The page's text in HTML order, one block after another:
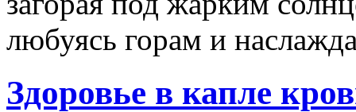
любуясь горам и
Здоровье в капле